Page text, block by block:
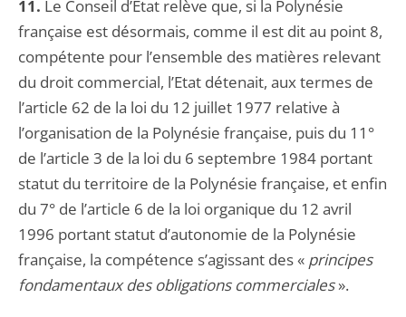
11. Le Conseil d’Etat relève que, si la Polynésie
française est désormais, comme il est dit au point 8,
compétente pour l’ensemble des matières relevant
du droit commercial, l’Etat détenait, aux termes de
l’article 62 de la loi du 12 juillet 1977 relative à
l’organisation de la Polynésie française, puis du 11°
de l’article 3 de la loi du 6 septembre 1984 portant
statut du territoire de la Polynésie française, et enfin
du 7° de l’article 6 de la loi organique du 12 avril
1996 portant statut d’autonomie de la Polynésie
française, la compétence s’agissant des « principes
fondamentaux des obligations commerciales».